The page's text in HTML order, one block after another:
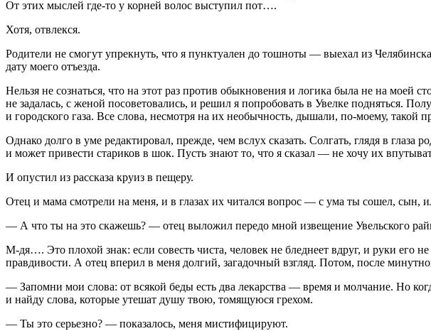
От этих мыслей где-то у корней волос выступил пот….
Хотя, отвлекся.
Родители не смогут упрекнуть, что я пунктуален до тошноты — выехал из
дату моего отъезда.
Нельзя не сознаться, что на этот раз против обыкновения и логика была не на моей
не задалась, с женой посоветовались, и решил я попробовать в Увелке подняться.
и городского газа. Все слова, несмотря на их необычность, дышали, по-моему,
Однако долго в уме редактировал, прежде, чем вслух сказать. Солгать, глядя в глаза
и может привести стариков в шок. Пусть знают то, что я сказал — не хочу их
И опустил из рассказа круиз в пещеру.
Отец и мама смотрели на меня, и в глазах их читался вопрос — с ума ты сошел, сын,
— А что ты на это скажешь? — отец выложил передо мной извещение Увельского
М-дя…. Это плохой знак: если совесть чиста, человек не бледнеет вдруг, и руки его
правдивости. А отец вперил в меня долгий, загадочный взгляд. Потом, после
— Запомни мои слова: от всякой беды есть два лекарства — время и молчание. Но
и найду слова, которые утешат душу твою, томящуюся грехом.
— Ты это серьезно? — показалось, меня мистифицируют.